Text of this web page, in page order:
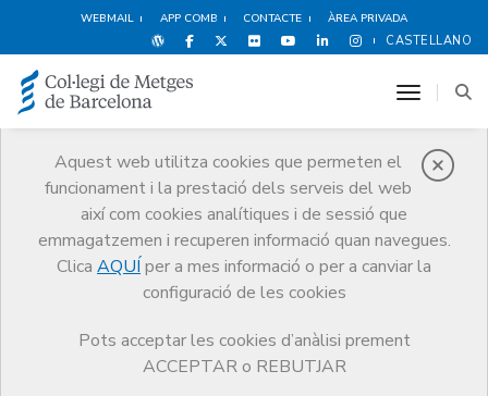
WEBMAIL APP COMB CONTACTE ÀREA PRIVADA
CASTELLANO
Aquest web utilitza cookies que permeten el
funcionament i la prestació dels serveis del web
així com cookies analítiques i de sessió que
emmagatzemen i recuperen informació quan navegues.
Clica AQUÍ per a mes informació o per a canviar la
configuració de les cookies
Pots acceptar les cookies d’anàlisi prement
ACCEPTAR o REBUTJAR
toggle
Premis
Premis Guardonat Edició 2006
Guardonat Edició 2006